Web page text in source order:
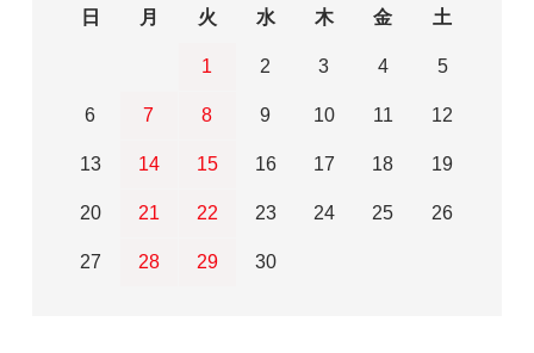
日
月 火 水 木 金 土
1 2 3 4 5
6 7 8 9 10 11 12
13 14 15 16 17 18 19
20 21 22 23 24 25 26
27 28 29 30